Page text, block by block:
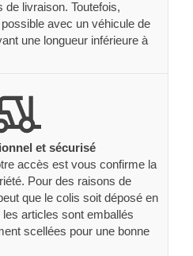
livraison. Toutefois,
avec un véhicule de
une longueur inférieure à
et sécurisé
accès est vous confirme la
Pour des raisons de
que le colis soit déposé en
articles sont emballés
scellées pour une bonne